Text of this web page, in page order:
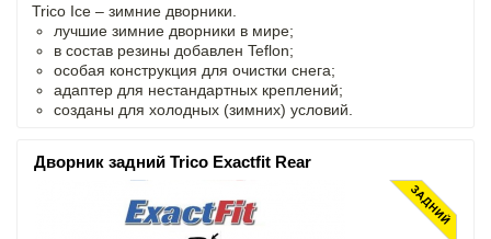
Trico Ice – зимние дворники.
лучшие зимние дворники в мире;
в состав резины добавлен Teflon;
особая конструкция для очистки снега;
адаптер для нестандартных креплений;
созданы для холодных (зимних) условий.
Дворник задний Trico Exactfit Rear